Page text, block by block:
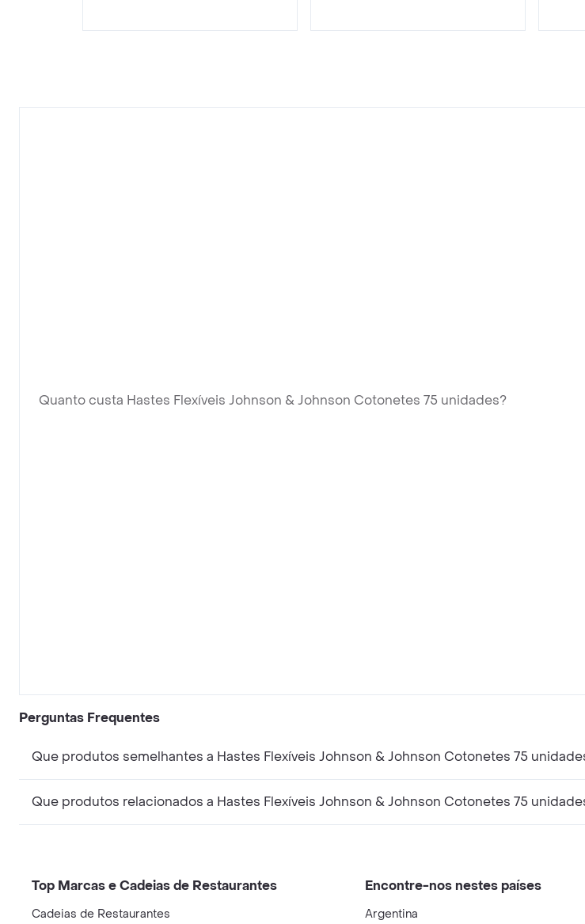
Quanto custa Hastes Flexíveis Johnson & Johnson Cotonetes 75 unidades?
Perguntas Frequentes
Que produtos semelhantes a Hastes Flexíveis Johnson & Johnson Cotonetes 75
Que produtos relacionados a Hastes Flexíveis Johnson & Johnson Cotonetes 75
Top Marcas e Cadeias de Restaurantes
Cadeias de Restaurantes
Encontre-nos nestes países
Argentina